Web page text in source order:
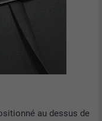
au dessus de